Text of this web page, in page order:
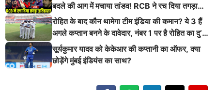
बदले की आग में मचाया तांडव! RCB ने रच दिया तगड़ा
इतिहास
रोहित के बाद कौन थामेगा टीम इंडिया की कमान? ये 3 हैं
अगले कप्तान बनने के दावेदार, नंबर 1 पर है रोहित का दु’
श्मन
सूर्यकुमार यादव को केकेआर की कप्तानी का ऑफर, क्या
छोड़ेंगे मुंबई इंडियंस का साथ?